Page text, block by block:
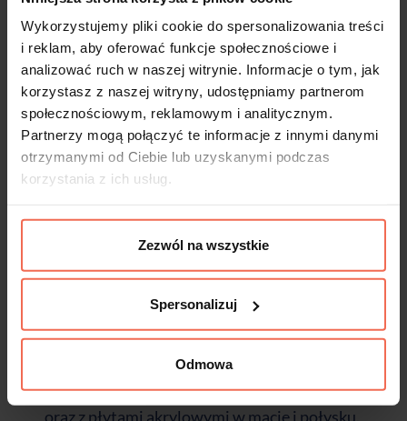
Wykorzystujemy pliki cookie do spersonalizowania treści
i reklam, aby oferować funkcje społecznościowe i
analizować ruch w naszej witrynie. Informacje o tym, jak
korzystasz z naszej witryny, udostępniamy partnerom
społecznościowym, reklamowym i analitycznym.
Partnerzy mogą połączyć te informacje z innymi danymi
otrzymanymi od Ciebie lub uzyskanymi podczas
korzystania z ich usług.
Zezwól na wszystkie
Spersonalizuj
Odmowa
Profil Tulip Zoid to łatwe i praktyczne
rozwiązanie uchwytowe mebla. Jego prosty
kształt przeznacza ją do zastosowania z
jakimkolwiek rodzajem mebla, poczynając od
mebli kuchennych, łazienkowych,
sypialnianych i kończąc na meblach
od 146 mm do 1196 mm można uchwyty
widocznej strony mebla, nie wymaga
frezowania. Uchwyty profilowe Tulip Zoid
ładnie wyglądają z wyraźnymi strukturami
drewna, uniwersalnymi dekorami lamina
oraz z płytami akrylowymi w macie i połysku.